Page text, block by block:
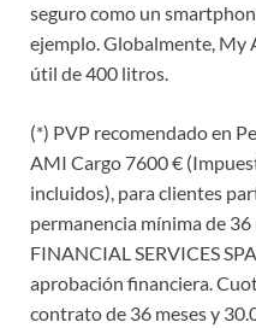
seguro como un
ejemplo. Globalmente, My
útil de 400 litros.
(*) PVP recomendado en
AMI Cargo 7600 €
incluidos), para clientes
permanencia mínima de 36
FINANCIAL SERVICES
aprobación financiera.
contrato de 36 meses y